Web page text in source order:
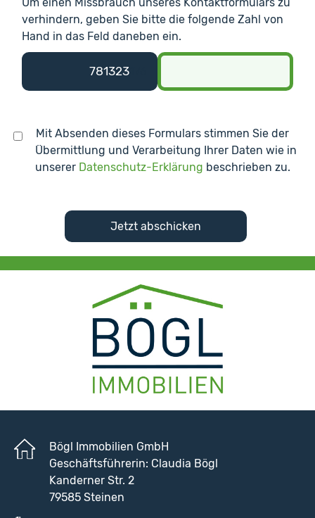
verhindern, geben Sie bitte die folgende Zahl von
Hand in das Feld daneben ein.
781323
Mit Absenden dieses Formulars stimmen Sie der
Übermittlung und Verarbeitung Ihrer Daten wie in
unserer Datenschutz-Erklärung beschrieben zu.
Bögl Immobilien GmbH
Geschäftsführerin: Claudia Bögl
Kanderner Str. 2
79585 Steinen